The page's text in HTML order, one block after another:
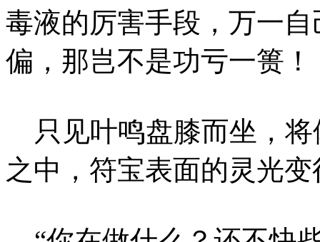
毒液的厉害手段，万一
偏，那岂不是功亏一篑！
只见叶鸣盘膝而坐，将
之中，符宝表面的灵光